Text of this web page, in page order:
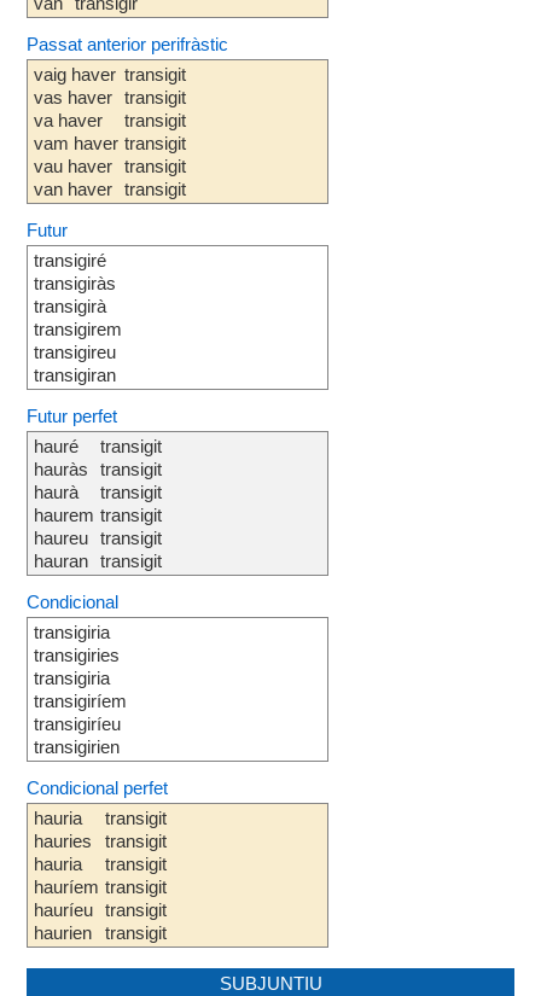
Passat anterior perifràstic
vaig haver
vas haver
va haver
vam haver
vau haver
van haver
transigit
transigit
transigit
transigit
transigit
transigit
Futur
transigiré
transigiràs
transigirà
transigirem
transigireu
transigiran
Futur perfet
hauré
hauràs
haurà
haurem
haureu
hauran
transigit
transigit
transigit
transigit
transigit
transigit
Condicional
transigiria
transigiries
transigiria
transigiríem
transigiríeu
transigirien
Condicional perfet
hauria
hauries
hauria
hauríem
hauríeu
haurien
transigit
transigit
transigit
transigit
transigit
transigit
SUBJUNTIU